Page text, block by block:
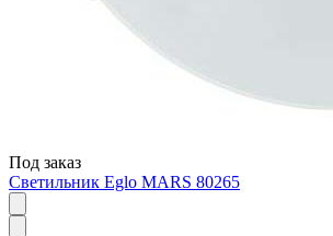
Под заказ
Светильник Eglo MARS 80265